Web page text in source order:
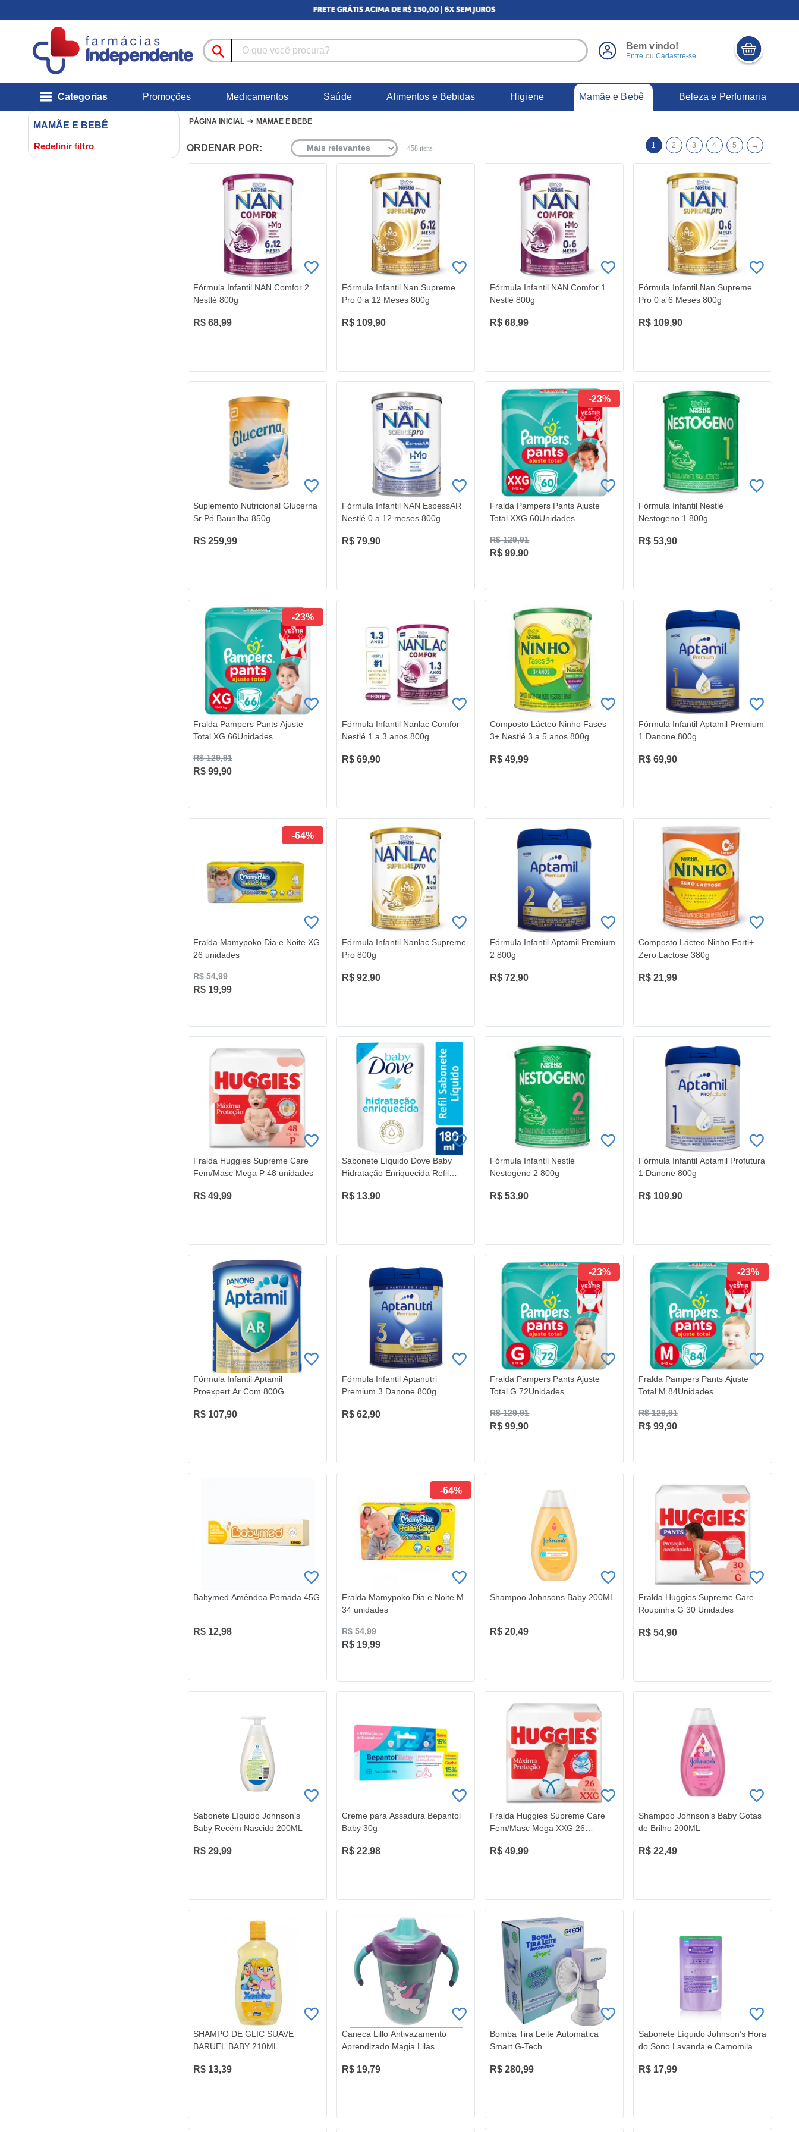
Bem vindo!
Entre ou Cadastre-se
Categorias Promoções Medicamentos Saúde Alimentos e Bebidas Higiene Mamãe e Bebê Beleza e Perfumaria
MAMÃE E BEBÊ
Redefinir filtro
PÁGINA INICIAL ➜ MAMAE E BEBE
ORDENAR POR: 458itens 1 2 3 4 5 →
Fórmula Infantil NAN Comfor 2
Nestlé 800g
R$ 68,99
Fórmula Infantil Nan Supreme
Pro 0 a 12 Meses 800g
R$ 109,90
Fórmula Infantil NAN Comfor 1
Nestlé 800g
R$ 68,99
Fórmula Infantil Nan Supreme
Pro 0 a 6 Meses 800g
R$ 109,90
Suplemento Nutricional Glucerna
Sr Pó Baunilha 850g
R$ 259,99
Fórmula Infantil NAN EspessAR
Nestlé 0 a 12 meses 800g
R$ 79,90
-23%
Fralda Pampers Pants Ajuste
Total XXG 60Unidades
R$ 129,91
R$ 99,90
Fórmula Infantil Nestlé
Nestogeno 1 800g
R$ 53,90
-23%
Fralda Pampers Pants Ajuste
Total XG 66Unidades
R$ 129,91
R$ 99,90
Fórmula Infantil Nanlac Comfor
Nestlé 1 a 3 anos 800g
R$ 69,90
Composto Lácteo Ninho Fases
3+ Nestlé 3 a 5 anos 800g
R$ 49,99
Fórmula Infantil Aptamil Premium
1 Danone 800g
R$ 69,90
-64%
Fralda Mamypoko Dia e Noite XG
26 unidades
R$ 54,99
R$ 19,99
Fórmula Infantil Nanlac Supreme
Pro 800g
R$ 92,90
Fórmula Infantil Aptamil Premium
2 800g
R$ 72,90
Composto Lácteo Ninho Forti+
Zero Lactose 380g
R$ 21,99
Fralda Huggies Supreme Care
Fem/Masc Mega P 48 unidades
R$ 49,99
Sabonete Líquido Dove Baby
Hidratação Enriquecida Refil
R$ 13,90
Fórmula Infantil Nestlé
Nestogeno 2 800g
R$ 53,90
Fórmula Infantil Aptamil Profutura
1 Danone 800g
R$ 109,90
Fórmula Infantil Aptamil
Proexpert Ar Com 800G
R$ 107,90
Fórmula Infantil Aptanutri
Premium 3 Danone 800g
R$ 62,90
-23%
Fralda Pampers Pants Ajuste
Total G 72Unidades
R$ 129,91
R$ 99,90
-23%
Fralda Pampers Pants Ajuste
Total M 84Unidades
R$ 129,91
R$ 99,90
Babymed Amêndoa Pomada 45G
R$ 12,98
-64%
Fralda Mamypoko Dia e Noite M
34 unidades
R$ 54,99
R$ 19,99
Shampoo Johnsons Baby 200ML
R$ 20,49
Fralda Huggies Supreme Care
Roupinha G 30 Unidades
R$ 54,90
Sabonete Líquido Johnson’s
Baby Recém Nascido 200ML
R$ 29,99
Creme para Assadura Bepantol
Baby 30g
R$ 22,98
Fralda Huggies Supreme Care
Fem/Masc Mega XXG 26
R$ 49,99
Shampoo Johnson’s Baby Gotas
de Brilho 200ML
R$ 22,49
SHAMPO DE GLIC SUAVE
BARUEL BABY 210ML
R$ 13,39
Caneca Lillo Antivazamento
Aprendizado Magia Lilas
R$ 19,79
Bomba Tira Leite Automática
Smart G-Tech
R$ 280,99
Sabonete Líquido Johnson’s Hora
do Sono Lavanda e Camomila
R$ 17,99